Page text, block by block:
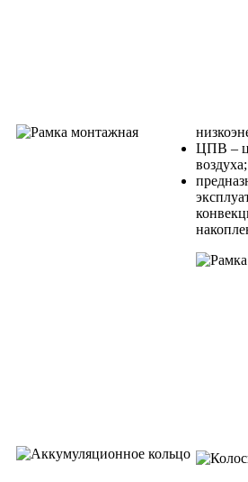
ЦПВ –
воздуха;